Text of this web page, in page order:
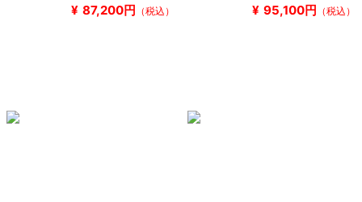
¥ 87,200円 （税込） ¥ 95,100円 （税込）